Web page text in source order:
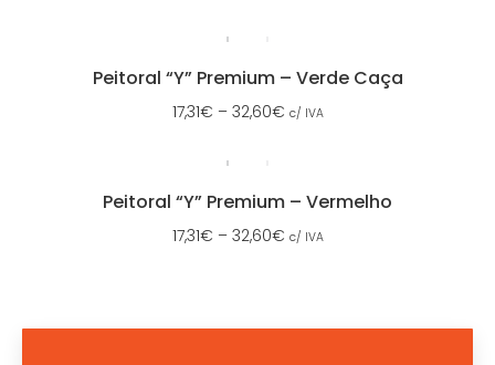
Peitoral “Y” Premium – Verde Caça
17,31€ – 32,60€ c/ IVA
Peitoral “Y” Premium – Vermelho
17,31€ – 32,60€ c/ IVA